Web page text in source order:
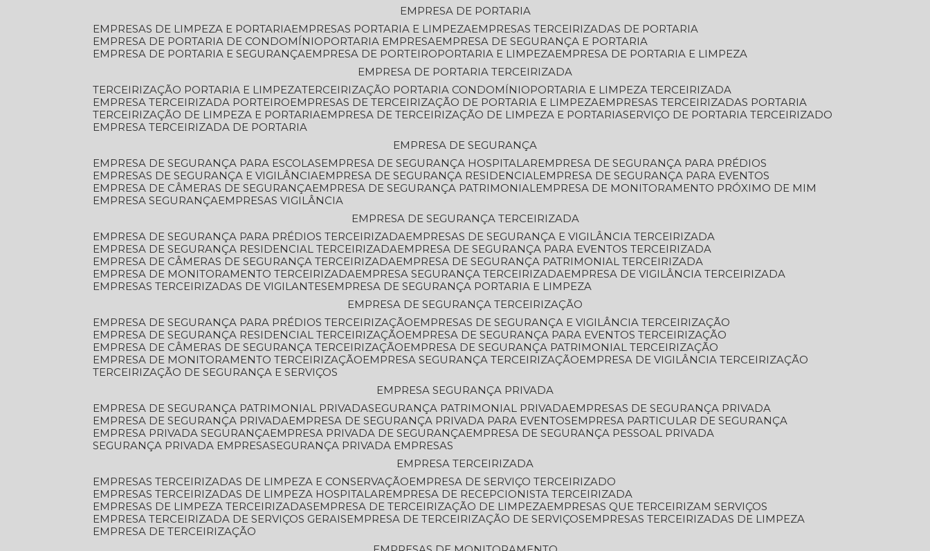
EMPRESA DE PORTARIA
EMPRESAS DE LIMPEZA E PORTARIA
EMPRESAS PORTARIA E LIMPEZA
EMPRESAS TERCEIRIZADAS DE PORTARIA
EMPRESA DE PORTARIA DE CONDOMÍNIO
PORTARIA EMPRESA
EMPRESA DE SEGURANÇA E PORTARIA
EMPRESA DE PORTARIA E SEGURANÇA
EMPRESA DE PORTEIRO PORTARIA E LIMPEZA
EMPRESA DE PORTARIA E LIMPEZA
EMPRESA DE PORTARIA TERCEIRIZADA
TERCEIRIZAÇÃO PORTARIA E LIMPEZA TERCEIRIZAÇÃO PORTARIA CONDOMÍNIO
PORTARIA E LIMPEZA TERCEIRIZADA
EMPRESA TERCEIRIZADA PORTEIRO
EMPRESAS DE TERCEIRIZAÇÃO DE PORTARIA E LIMPEZA
EMPRESAS TERCEIRIZADAS PORTARIA
TERCEIRIZAÇÃO DE LIMPEZA E PORTARIA
EMPRESA DE TERCEIRIZAÇÃO DE LIMPEZA E PORTARIA SERVIÇO DE PORTARIA TERCEIRIZADO
EMPRESA TERCEIRIZADA DE PORTARIA
EMPRESA DE SEGURANÇA
EMPRESA DE SEGURANÇA PARA ESCOLAS
EMPRESA DE SEGURANÇA HOSPITALAR
EMPRESA DE SEGURANÇA PARA PRÉDIOS
EMPRESAS DE SEGURANÇA E VIGILÂNCIA
EMPRESA DE SEGURANÇA RESIDENCIAL
EMPRESA DE SEGURANÇA PARA EVENTOS
EMPRESA DE CÂMERAS DE SEGURANÇA
EMPRESA DE SEGURANÇA PATRIMONIAL
EMPRESA DE MONITORAMENTO PRÓXIMO DE MIM
EMPRESA SEGURANÇA
EMPRESAS VIGILÂNCIA
EMPRESA DE SEGURANÇA TERCEIRIZADA
EMPRESA DE SEGURANÇA PARA PRÉDIOS TERCEIRIZADA
EMPRESAS DE SEGURANÇA E VIGILÂNCIA TERCEIRIZADA
EMPRESA DE SEGURANÇA RESIDENCIAL TERCEIRIZADA
EMPRESA DE SEGURANÇA PARA EVENTOS TERCEIRIZADA
EMPRESA DE CÂMERAS DE SEGURANÇA TERCEIRIZADA
EMPRESA DE SEGURANÇA PATRIMONIAL TERCEIRIZADA
EMPRESA DE MONITORAMENTO TERCEIRIZADA
EMPRESA SEGURANÇA TERCEIRIZADA
EMPRESA DE VIGILÂNCIA TERCEIRIZADA
EMPRESAS TERCEIRIZADAS DE VIGILANTES
EMPRESA DE SEGURANÇA PORTARIA E LIMPEZA
EMPRESA DE SEGURANÇA TERCEIRIZAÇÃO
EMPRESA DE SEGURANÇA PARA PRÉDIOS TERCEIRIZAÇÃO
EMPRESAS DE SEGURANÇA E VIGILÂNCIA TERCEIRIZAÇÃO
EMPRESA DE SEGURANÇA RESIDENCIAL TERCEIRIZAÇÃO
EMPRESA DE SEGURANÇA PARA EVENTOS TERCEIRIZAÇÃO
EMPRESA DE CÂMERAS DE SEGURANÇA TERCEIRIZAÇÃO
EMPRESA DE SEGURANÇA PATRIMONIAL TERCEIRIZAÇÃO
EMPRESA DE MONITORAMENTO TERCEIRIZAÇÃO
EMPRESA SEGURANÇA TERCEIRIZAÇÃO
EMPRESA DE VIGILÂNCIA TERCEIRIZAÇÃO
TERCEIRIZAÇÃO DE SEGURANÇA E SERVIÇOS
EMPRESA SEGURANÇA PRIVADA
EMPRESA DE SEGURANÇA PATRIMONIAL PRIVADA SEGURANÇA PATRIMONIAL PRIVADA
EMPRESAS DE SEGURANÇA PRIVADA
EMPRESA DE SEGURANÇA PRIVADA
EMPRESA DE SEGURANÇA PRIVADA PARA EVENTOS
EMPRESA PARTICULAR DE SEGURANÇA
EMPRESA PRIVADA SEGURANÇA
EMPRESA PRIVADA DE SEGURANÇA
EMPRESA DE SEGURANÇA PESSOAL PRIVADA
SEGURANÇA PRIVADA EMPRESA SEGURANÇA PRIVADA EMPRESAS
EMPRESA TERCEIRIZADA
EMPRESAS TERCEIRIZADAS DE LIMPEZA E CONSERVAÇÃO
EMPRESA DE SERVIÇO TERCEIRIZADO
EMPRESAS TERCEIRIZADAS DE LIMPEZA HOSPITALAR
EMPRESA DE RECEPCIONISTA TERCEIRIZADA
EMPRESAS DE LIMPEZA TERCEIRIZADAS
EMPRESA DE TERCEIRIZAÇÃO DE LIMPEZA
EMPRESAS QUE TERCEIRIZAM SERVIÇOS
EMPRESA TERCEIRIZADA DE SERVIÇOS GERAIS
EMPRESA DE TERCEIRIZAÇÃO DE SERVIÇOS
EMPRESAS TERCEIRIZADAS DE LIMPEZA
EMPRESA DE TERCEIRIZAÇÃO